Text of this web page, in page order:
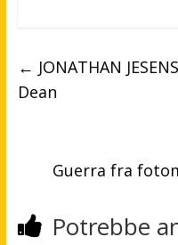
← JONATHAN
Dean
Guerra fra
Potrebbe